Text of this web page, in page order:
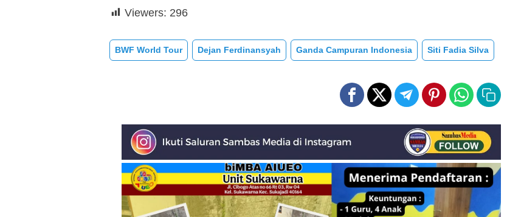
Viewers: 296
BWF World Tour Dejan Ferdinansyah Ganda Campuran Indonesia Siti Fadia Silva